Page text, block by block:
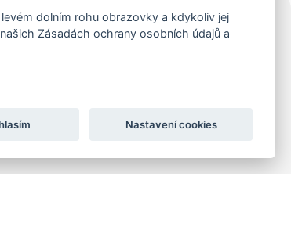
KORESP. ADRESA A SKLAD
dolním rohu obrazovky a kdykoliv jej
Zásadách ochrany osobních údajů a
Nastavení cookies